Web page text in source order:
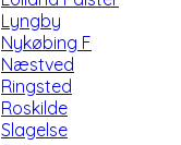
Lyngby
Nykøbing F
Næstved
Ringsted
Roskilde
Slagelse